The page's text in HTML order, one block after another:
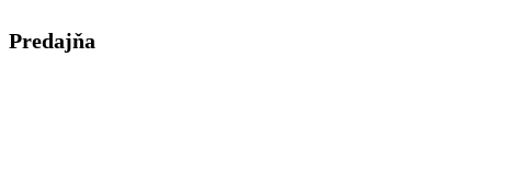
Predajňa